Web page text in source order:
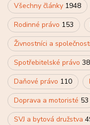
Všechny články 1948
Rodinné právo 153
Živnostníci a společnosti
Spotřebitelské právo 38
Daňové právo 110
Doprava a motoristé 53
SVJ a bytová družstva